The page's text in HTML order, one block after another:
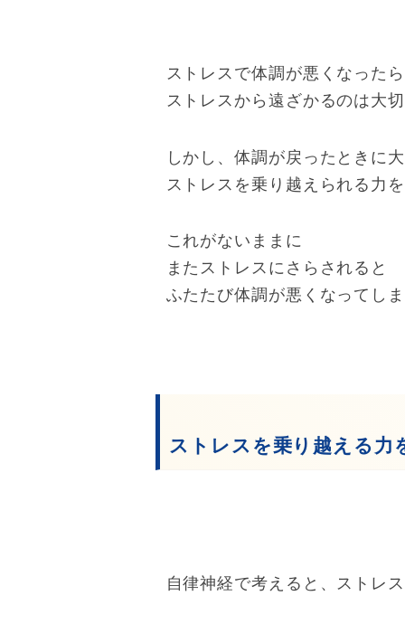
ストレスで体調が悪くなったら
ストレスから遠ざかるのは大切
しかし、体調が戻ったときに
ストレスを乗り越えられる力
これがないままに
またストレスにさらされると
ふたたび体調が悪くなってしま
ストレスを乗り越える力
自律神経で考えると、ストレ